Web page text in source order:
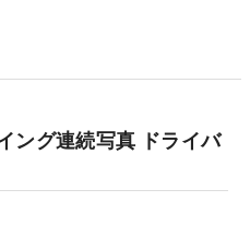
ング連続写真 ドライバ